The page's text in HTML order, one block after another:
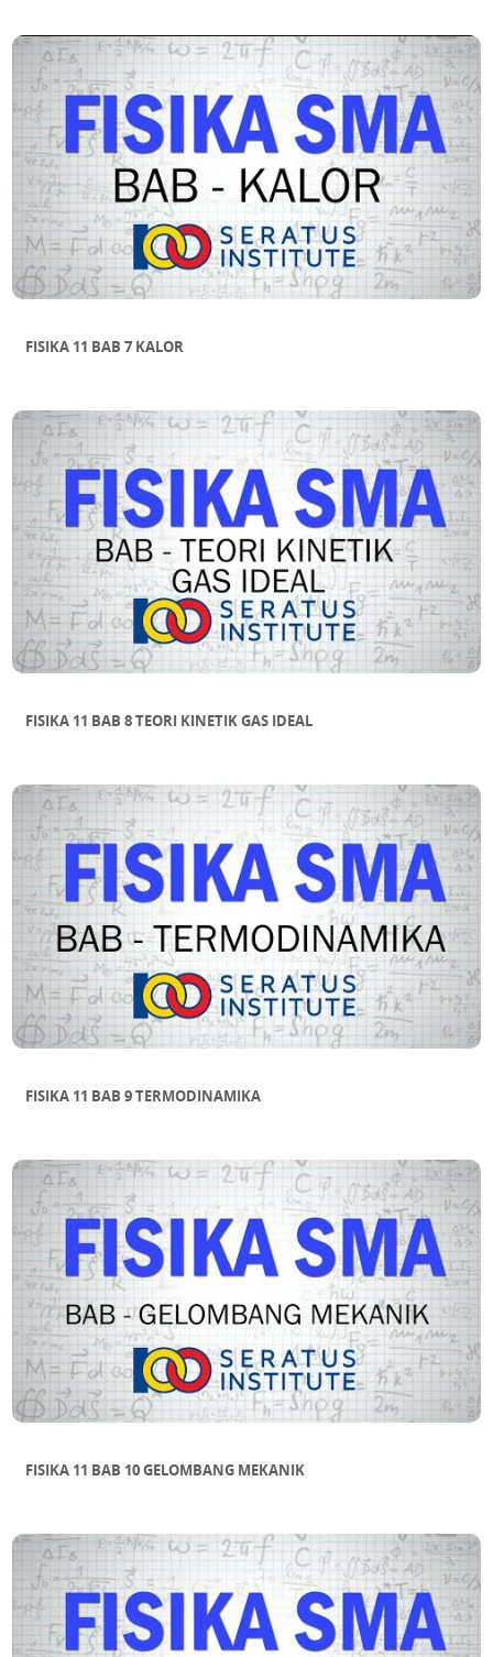
FISIKA 11 BAB 7 KALOR
FISIKA 11 BAB 8 TEORI KINETIK GAS IDEAL
FISIKA 11 BAB 9 TERMODINAMIKA
FISIKA 11 BAB 10 GELOMBANG MEKANIK